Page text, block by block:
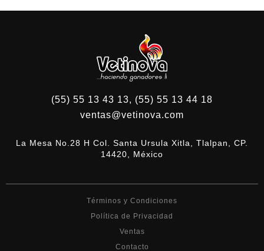
(55) 55 13 43 13, (55) 55 13 44 18
ventas@vetinova.com
La Mesa No.28 H Col. Santa Ursula Xitla, Tlalpan, CP.
14420, México
Términos y Condiciones
Política de Privacidad
Ventas
Contacto